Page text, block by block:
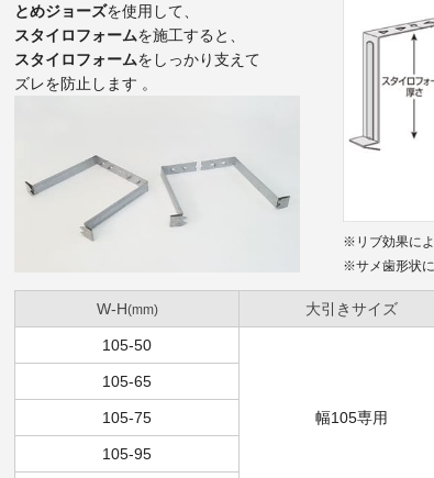
とめジョーズを使用して、
スタイロフォームを施工すると、
スタイロフォームをしっかり支えて
ズレを防止します 。
※リブ効果に
※サメ歯形状に
W-H(mm) 大引きサイズ
105-50
幅105専用
105-65
105-75
105-95